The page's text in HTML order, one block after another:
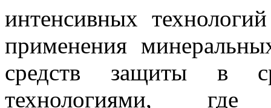
интенсивных
применения
средств защиты в
технологиями, где